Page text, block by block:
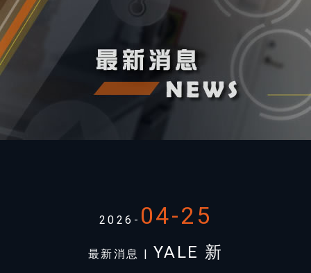
2026- 04-25
最新消息 | YALE 新